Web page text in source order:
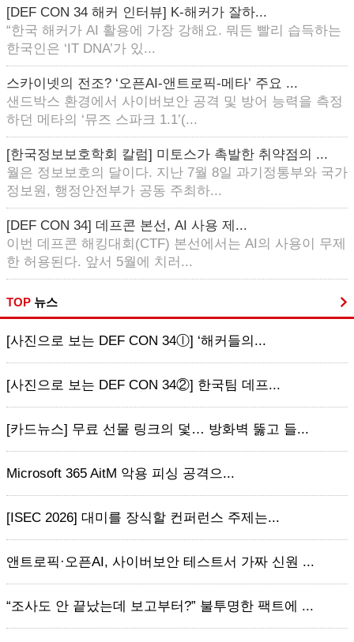
[DEF CON 34 해커 인터뷰] K-해커가 잘하...
“한국 해커가 AI 활용에 가장 강해요. 뭐든 빨리 습득하는
한국인은 ‘IT DNA’가 있...
스카이넷의 전조? ‘오픈AI-앤트로픽-메타’ 주요 ...
샌드박스 환경에서 사이버보안 공격 및 방어 능력을 측정
하던 메타의 ‘뮤즈 스파크 1.1’(...
[한국정보보호학회 칼럼] 미토스가 촉발한 취약점의 ...
월은 정보보호의 달이다. 지난 7월 8일 과기정통부와 국가
정보원, 행정안전부가 공동 주최하...
[DEF CON 34] 데프콘 본선, AI 사용 제...
이번 데프콘 해킹대회(CTF) 본선에서는 AI의 사용이 무제
한 허용된다. 앞서 5월에 치러...
TOP 뉴스
[사진으로 보는 DEF CON 34ⓛ] ‘해커들의...
[사진으로 보는 DEF CON 34②] 한국팀 데프...
[카드뉴스] 무료 선물 링크의 덫… 방화벽 뚫고 들...
Microsoft 365 AitM 악용 피싱 공격으...
[ISEC 2026] 대미를 장식할 컨퍼런스 주제는...
앤트로픽·오픈AI, 사이버보안 테스트서 가짜 신원 ...
“조사도 안 끝났는데 보고부터?” 불투명한 팩트에 ...